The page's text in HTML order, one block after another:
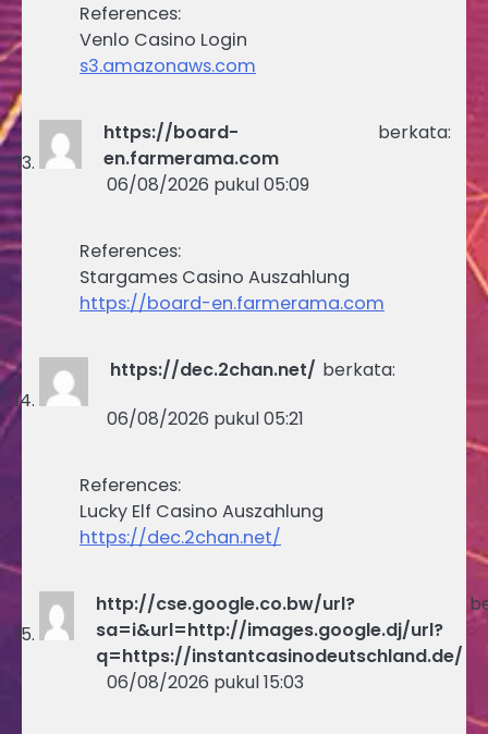
References:
Venlo Casino Login
s3.amazonaws.com
https://board-
en.farmerama.com
berkata:
06/08/2026 pukul 05:09
References:
Stargames Casino Auszahlung
https://board-en.farmerama.com
https://dec.2chan.net/ berkata:
06/08/2026 pukul 05:21
References:
Lucky Elf Casino Auszahlung
https://dec.2chan.net/
http://cse.google.co.bw/url?
sa=i&url=http://images.google.dj/url?
q=https://instantcasinodeutschland.de/
06/08/2026 pukul 15:03